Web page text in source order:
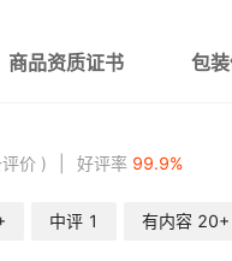
商品资质证书 包
价 好评率 99.9%
中评 1 有内容 20+